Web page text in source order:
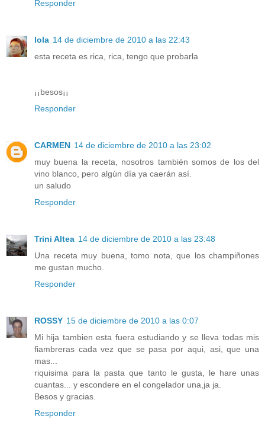
Responder
lola 14 de diciembre de 2010 a las 22:43
esta receta es rica, rica, tengo que probarla
¡¡besos¡¡
Responder
CARMEN 14 de diciembre de 2010 a las 23:02
muy buena la receta, nosotros también somos de los del
vino blanco, pero algún día ya caerán así.
un saludo
Responder
Trini Altea 14 de diciembre de 2010 a las 23:48
Una receta muy buena, tomo nota, que los champiñones
me gustan mucho.
Responder
ROSSY 15 de diciembre de 2010 a las 0:07
Mi hija tambien esta fuera estudiando y se lleva todas mis
fiambreras cada vez que se pasa por aqui, asi, que una
mas...
riquisima para la pasta que tanto le gusta, le hare unas
cuantas... y escondere en el congelador una,ja ja.
Besos y gracias.
Responder